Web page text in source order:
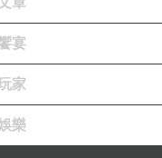
宴
家
樂